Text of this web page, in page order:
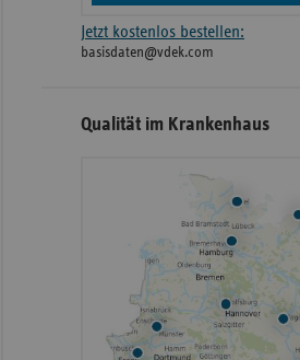
Jetzt kostenlos bestellen:
basisdaten@vdek.com
Qualität im Krankenhaus